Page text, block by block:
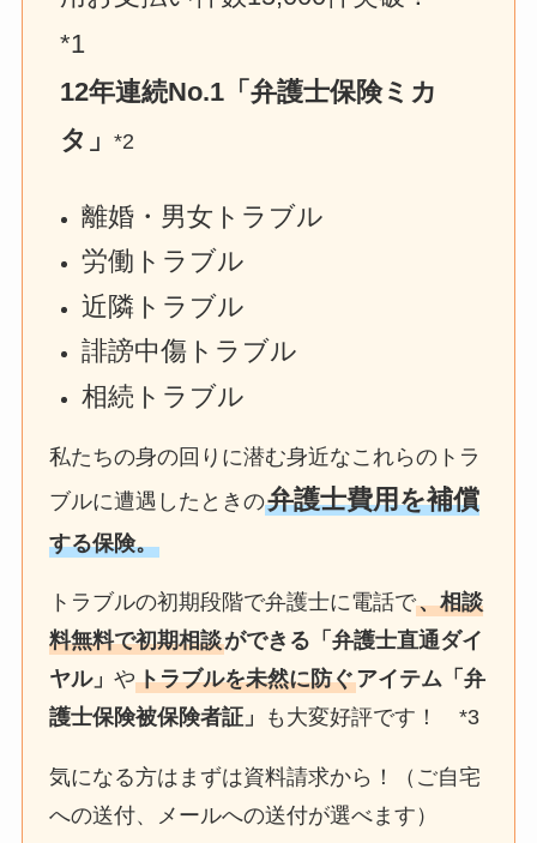
*1
12年連続No.1「弁護士保険ミカ
タ」*2
離婚・男女トラブル
労働トラブル
近隣トラブル
誹謗中傷トラブル
相続トラブル
私たちの身の回りに潜む身近なこれらのトラ
ブルに遭遇したときの弁護士費用を補償
する保険。
トラブルの初期段階で弁護士に電話で、相談
料無料で初期相談ができる「弁護士直通ダイ
ヤル」やトラブルを未然に防ぐアイテム「弁
護士保険被保険者証」
も大変好評です！ *3
気になる方はまずは資料請求から！（ご自宅
への送付、メールへの送付が選べます）